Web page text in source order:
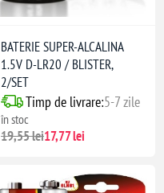
BATERIE SUPER-ALCALINA
1.5V D-LR20 / BLISTER,
2/SET
Timp de livrare:5-7 zile
în stoc
19,55 lei17,77 lei